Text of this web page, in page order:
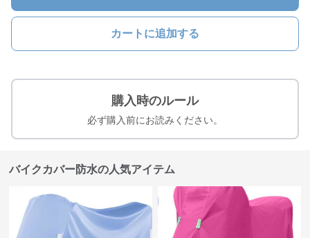
カートに追加する
購入時のルール
必ず購入前にお読みください。
バイクカバー防水の人気アイテム